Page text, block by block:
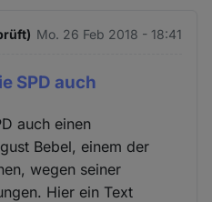
Mo. 26 Feb 2018 - 18:41
SPD auch
auch einen
Bebel, einem der
wegen seiner
Hier ein Text